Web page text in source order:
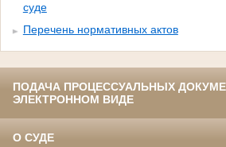
суде
Перечень нормативных актов
ПОДАЧА ПРОЦЕССУАЛЬНЫХ
ЭЛЕКТРОННОМ ВИДЕ
О СУДЕ